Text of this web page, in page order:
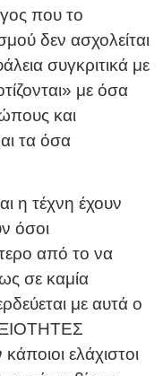
που το
δεν ασχολείται
συγκριτικά με
με όσα
και
τα όσα
η τέχνη έχουν
όσοι
από το να
σε καμία
με αυτά ο
ελάχιστοι